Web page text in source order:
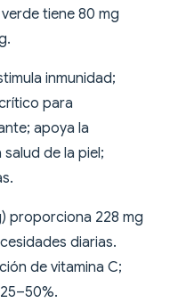
tiene 80 mg
inmunidad;
para
apoya la
de la piel;
proporciona 228 mg
diarias.
de vitamina C;